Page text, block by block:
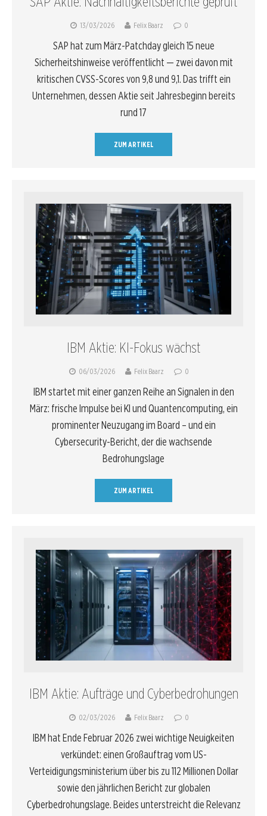
13/03/2026 Felix Baarz 0
SAP hat zum März-Patchday gleich 15 neue
Sicherheitshinweise veröffentlicht — zwei davon mit
kritischen CVSS-Scores von 9,8 und 9,1. Das trifft ein
Unternehmen, dessen Aktie seit Jahresbeginn bereits
rund 17
ZUM ARTIKEL
IBM Aktie: KI-Fokus wächst
06/03/2026 Felix Baarz 0
IBM startet mit einer ganzen Reihe an Signalen in den
März: frische Impulse bei KI und Quantencomputing, ein
prominenter Neuzugang im Board – und ein
Cybersecurity-Bericht, der die wachsende
Bedrohungslage
ZUM ARTIKEL
IBM Aktie: Aufträge und Cyberbedrohungen
02/03/2026 Felix Baarz 0
IBM hat Ende Februar 2026 zwei wichtige Neuigkeiten
verkündet: einen Großauftrag vom US-
Verteidigungsministerium über bis zu 112 Millionen Dollar
sowie den jährlichen Bericht zur globalen
Cyberbedrohungslage. Beides unterstreicht die Relevanz